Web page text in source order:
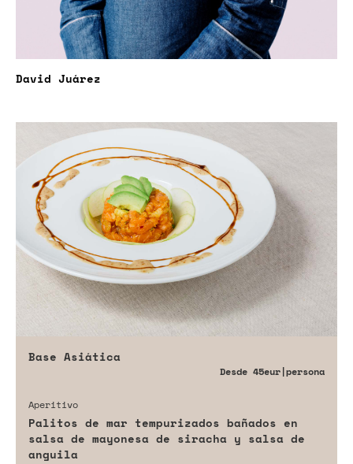
David Juárez
Base Asiática
Desde 45eur|persona
Aperitivo
Palitos de mar tempurizados bañados en
salsa de mayonesa de siracha y salsa de
anguila